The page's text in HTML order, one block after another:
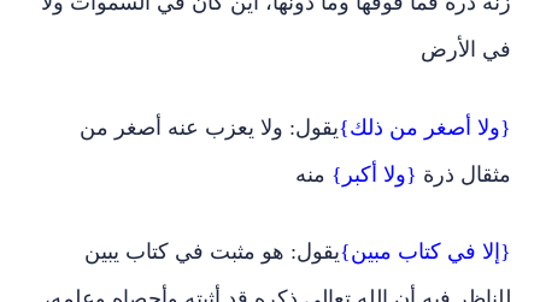
في الأرض
{ولا أصغر من ذلك}يقول: ولا يعزب عنه أصغر من
مثقال ذرة {ولا أكبر} منه
{إلا في كتاب مبين}يقول: هو مثبت في كتاب يبين